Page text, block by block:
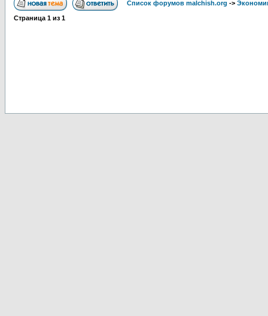
Список форумов malchish.org ->
Страница 1 из 1